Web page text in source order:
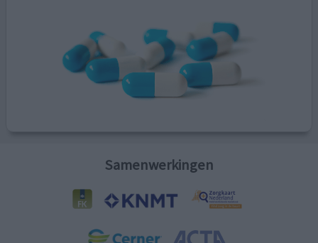
Samenwerkingen